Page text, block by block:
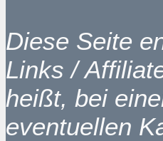
Diese Seite
Links /
heißt, bei
eventuellen